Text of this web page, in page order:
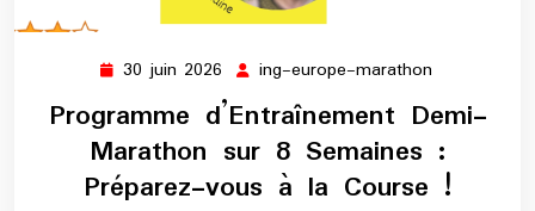
30 juin 2026 30
juin
2026
ing-europe-marathon
europe-
marathon
Programme d’Entraînement Demi-
Marathon sur 8 Semaines :
Préparez-vous à la Course !